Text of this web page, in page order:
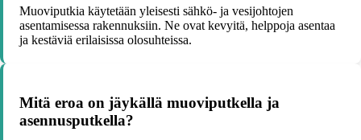
Muoviputkia käytetään yleisesti sähkö- ja vesijohtojen
asentamisessa rakennuksiin. Ne ovat kevyitä, helppoja asentaa
ja kestäviä erilaisissa olosuhteissa.
Mitä eroa on jäykällä muoviputkella ja
asennusputkella?